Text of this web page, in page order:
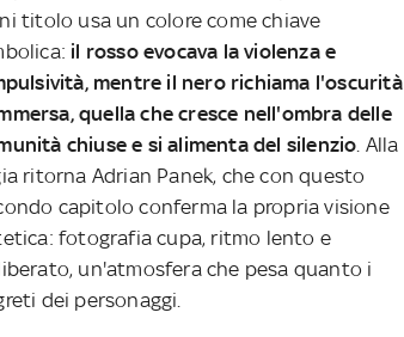
titolo usa un colore come chiave
il rosso evocava la violenza e
mentre il nero richiama l'oscurità
quella che cresce nell'ombra delle
chiuse e si alimenta del silenzio . Alla
ritorna Adrian Panek, che con questo
capitolo conferma la propria visione
fotografia cupa, ritmo lento e
un'atmosfera che pesa quanto i
dei personaggi.